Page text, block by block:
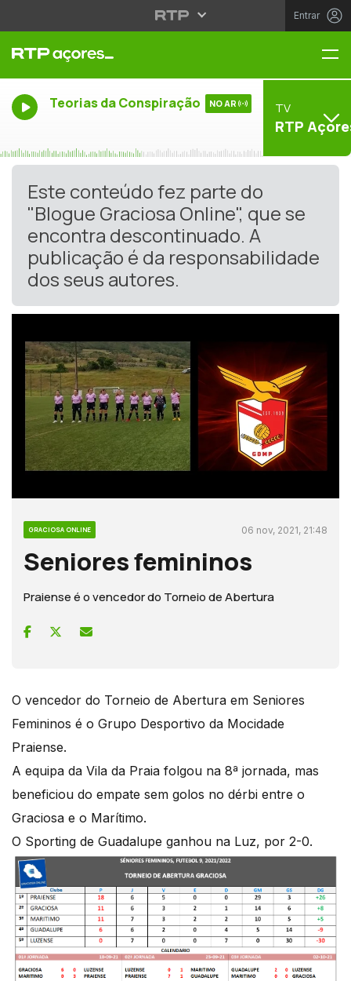
Entrar
Teorias da Conspiração NO AR TV
RTP
Este conteúdo fez parte do
"Blogue Graciosa Online", que se
encontra descontinuado. A
publicação é da responsabilidade
dos seus autores.
GRACIOSA ONLINE 06 nov, 2021, 21:48
Seniores femininos
Praiense é o vencedor do Torneio de Abertura
O vencedor do Torneio de Abertura em Seniores
Femininos é o Grupo Desportivo da Mocidade
Praiense.
A equipa da Vila da Praia folgou na 8ª jornada, mas
beneficiou do empate sem golos no dérbi entre o
Graciosa e o Marítimo.
O Sporting de Guadalupe ganhou na Luz, por 2-0.